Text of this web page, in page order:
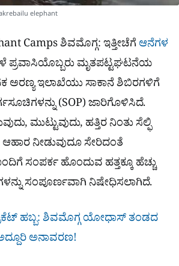
elephant
Camps ಶಿವಮೊಗ್ಗ: ಇತ್ತೀಚೆಗೆಆನೆಗಳ
ಪ್ರವಾಸಿಯೊಬ್ಬರು ಮೃತಪಟ್ಟಘಟನೆಯ
ಅರಣ್ಯ ಇಲಾಖೆಯು ಸಾಕಾನೆ ಶಿಬಿರಗಳಿಗೆ
(SOP) ಜಾರಿಗೊಳಿಸಿದೆ.
ಮುಟ್ಟುವುದು, ಹತ್ತಿರ ನಿಂತು ಸೆಲ್ಫಿ
ನೀಡುವುದೂ ಸೇರಿದಂತೆ
ಸಂಪರ್ಕ ಹೊಂದುವ ಹತ್ತಕ್ಕೂ ಹೆಚ್ಚು
ಸಂಪೂರ್ಣವಾಗಿ ನಿಷೇಧಿಸಲಾಗಿದೆ.
ಹಬ್ಬ: ಶಿವಮೊಗ್ಗ ಯೋಧಾಸ್ ತಂಡದ
ಅನಾವರಣ!